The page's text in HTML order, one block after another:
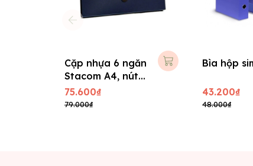
Cặp nhựa 6 ngăn
Stacom A4, nút
thun D202
75.600₫
79.000₫
Bìa hộp
43.200₫
48.000₫